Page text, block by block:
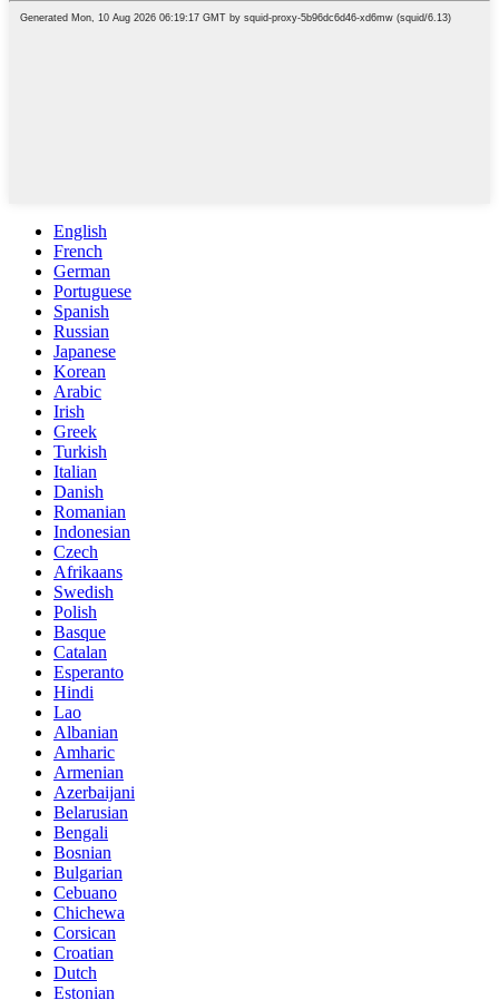
English
French
German
Portuguese
Spanish
Russian
Japanese
Korean
Arabic
Irish
Greek
Turkish
Italian
Danish
Romanian
Indonesian
Czech
Afrikaans
Swedish
Polish
Basque
Catalan
Esperanto
Hindi
Lao
Albanian
Amharic
Armenian
Azerbaijani
Belarusian
Bengali
Bosnian
Bulgarian
Cebuano
Chichewa
Corsican
Croatian
Dutch
Estonian